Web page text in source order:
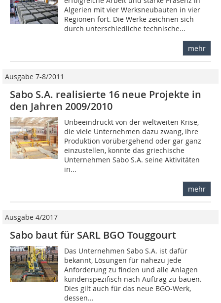
Algerien mit vier Werksneubauten in vier
Regionen fort. Die Werke zeichnen sich
durch unterschiedliche technische...
mehr
Ausgabe 7-8/2011
Sabo S.A. realisierte 16 neue Projekte in
den Jahren 2009/2010
Unbeeindruckt von der weltweiten Krise,
die viele Unternehmen dazu zwang, ihre
Produktion vorübergehend oder gar ganz
einzustellen, konnte das griechische
Unternehmen Sabo S.A. seine Aktivitäten
in...
mehr
Ausgabe 4/2017
Sabo baut für SARL BGO Touggourt
Das Unternehmen Sabo S.A. ist dafür
bekannt, Lösungen für nahezu jede
Anforderung zu finden und alle Anlagen
kundenspezifisch nach Auftrag zu bauen.
Dies gilt auch für das neue BGO-Werk,
dessen...